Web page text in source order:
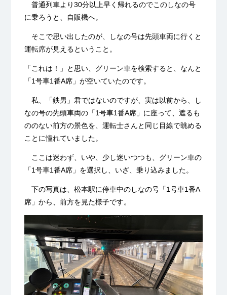
普通列車より30分以上早く帰れるのでこのしなの号
に乗ろうと、自販機へ。
そこで思い出したのが、しなの号は先頭車両に行くと
運転席が見えるということ。
「これは！」と思い、グリーン車を検索すると、なんと
「1号車1番A席」が空いていたのです。
私、「鉄男」君ではないのですが、実は以前から、し
なの号の先頭車両の「1号車1番A席」に座って、遮るも
ののない前方の景色を、運転士さんと同じ目線で眺める
ことに憧れていました。
ここは迷わず、いや、少し迷いつつも、グリーン車の
「1号車1番A席」を選択し、 いざ、乗り込みました。
下の写真は、松本駅に停車中のしなの号「1号車1番A
席」から、前方を見た様子です。